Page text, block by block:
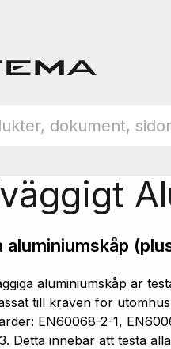
Aluminiumskåp
aluminiumskåp
aluminiumskåp är
till kraven för
EN60068-2-1,
Detta innebär att testa